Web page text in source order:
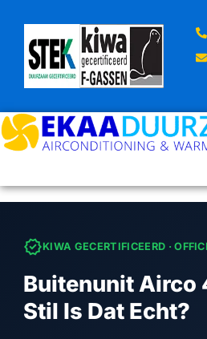
content
verifiedKIWA GECERTIFICEERD ·
Buitenunit Airco
Stil Is Dat Echt?